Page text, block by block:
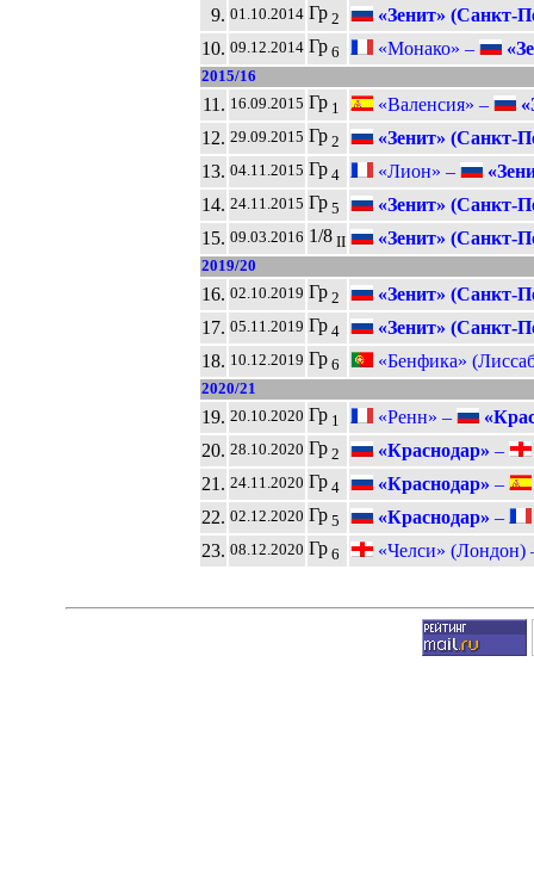
9. 01.10.2014 Гр 2
«Зенит» (Санкт-
10. 09.12.2014 Гр 6 «Монако» –
2015/16
11. 16.09.2015 Гр 1 «Валенсия» –
12. 29.09.2015 Гр 2
«Зенит» (Санкт-
13. 04.11.2015 Гр 4 «Лион» –
14. 24.11.2015 Гр 5
«Зенит» (Санкт-
15. 09.03.2016 1/8 II «Зенит» (Санкт-
2019/20
16. 02.10.2019 Гр 2
«Зенит» (Санкт-
17. 05.11.2019 Гр 4
«Зенит» (Санкт-
18. 10.12.2019 Гр 6 «Бенфика»
2020/21
19. 20.10.2020 Гр 1 «Ренн» –
20. 28.10.2020 Гр 2 «Краснодар» –
21. 24.11.2020 Гр 4 «Краснодар» –
22. 02.12.2020 Гр 5 «Краснодар» –
23. 08.12.2020 Гр 6 «Челси» (Лондон)